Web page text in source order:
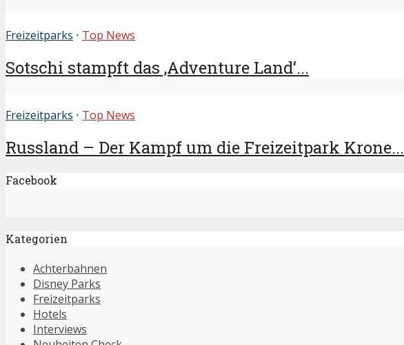
Freizeitparks • Top News
Sotschi stampft das ‚Adventure Land‘...
Freizeitparks • Top News
Russland – Der Kampf um die Freizeitpark Krone...
Facebook
Kategorien
Achterbahnen
Disney Parks
Freizeitparks
Hotels
Interviews